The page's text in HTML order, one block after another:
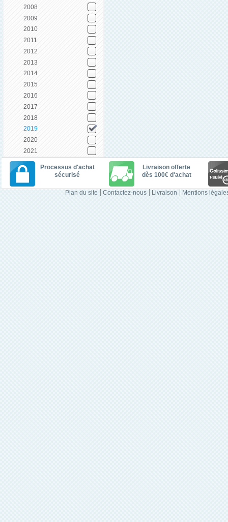
2008
2009
2010
2011
2012
2013
2014
2015
2016
2017
2018
2019
2020
2021
Processus d'achat
sécurisé
Livraison offerte
dès 100€ d'achat
Plan du site Contactez-nous Livraison Mentions